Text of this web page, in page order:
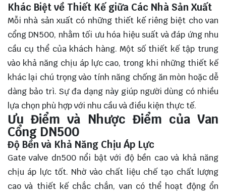
Khác Biệt về Thiết Kế giữa Các Nhà Sản Xuất
Mỗi nhà sản xuất có những thiết kế riêng biệt cho van
cổng DN500, nhằm tối ưu hóa hiệu suất và đáp ứng nhu
cầu cụ thể của khách hàng. Một số thiết kế tập trung
vào khả năng chịu áp lực cao, trong khi những thiết kế
khác lại chú trọng vào tính năng chống ăn mòn hoặc dễ
dàng bảo trì. Sự đa dạng này giúp người dùng có nhiều
lựa chọn phù hợp với nhu cầu và điều kiện thực tế.
Ưu Điểm và Nhược Điểm của Van
Cổng DN500
Độ Bền và Khả Năng Chịu Áp Lực
Gate valve dn500 nổi bật với độ bền cao và khả năng
chịu áp lực tốt. Nhờ vào chất liệu chế tạo chất lượng
cao và thiết kế chắc chắn, van có thể hoạt động ổn